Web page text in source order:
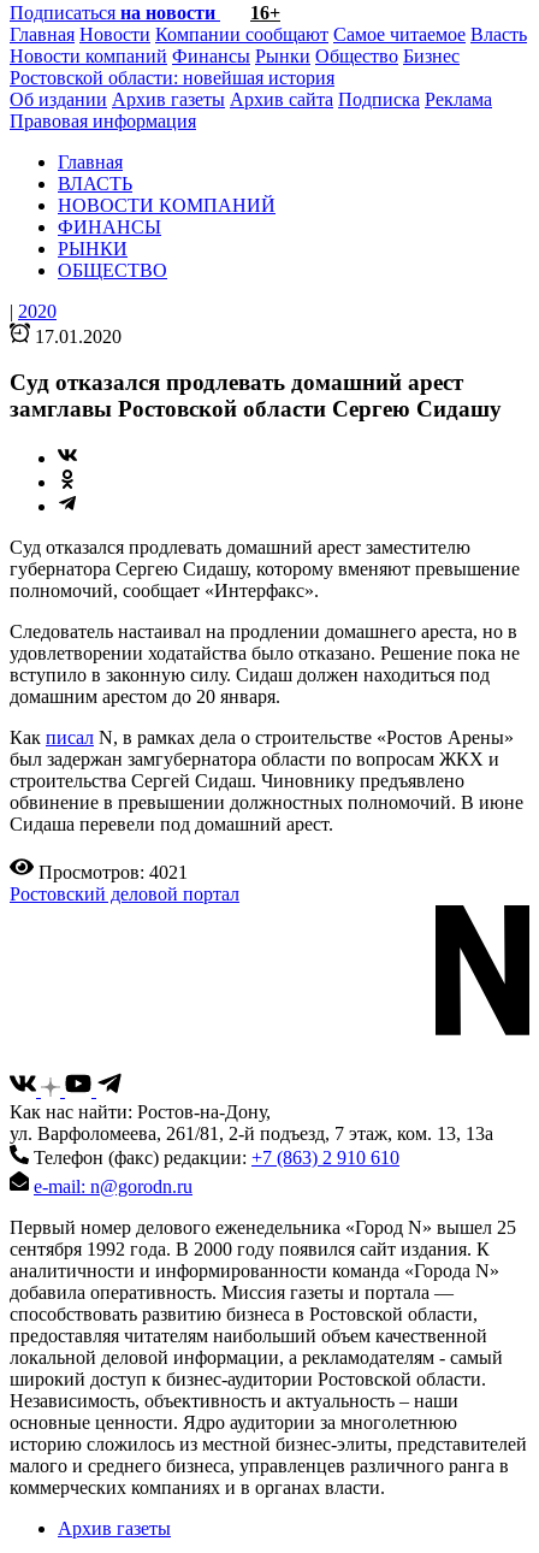
Подписаться на новости
16+
Главная Новости Компании сообщают Самое читаемое Власть
Новости компаний Финансы Рынки Общество Бизнес
Ростовской области: новейшая история
Об издании Архив газеты Архив сайта Подписка Реклама
Правовая информация
Главная
ВЛАСТЬ
НОВОСТИ КОМПАНИЙ
ФИНАНСЫ
РЫНКИ
ОБЩЕСТВО
| 2020
17.01.2020
Суд отказался продлевать домашний арест
замглавы Ростовской области Сергею Сидашу
Суд отказался продлевать домашний арест заместителю
губернатора Сергею Сидашу, которому вменяют превышение
полномочий, сообщает «Интерфакс».
Следователь настаивал на продлении домашнего ареста, но в
удовлетворении ходатайства было отказано. Решение пока не
вступило в законную силу. Сидаш должен находиться под
домашним арестом до 20 января.
Как писал N, в рамках дела о строительстве «Ростов Арены»
был задержан замгубернатора области по вопросам ЖКХ и
строительства Сергей Сидаш. Чиновнику предъявлено
обвинение в превышении должностных полномочий. В июне
Сидаша перевели под домашний арест.
Просмотров: 4021
Ростовский деловой портал
Как нас найти: Ростов-на-Дону,
ул. Варфоломеева, 261/81, 2-й подъезд, 7 этаж, ком. 13, 13а
Телефон (факс) редакции: +7 (863) 2 910 610
e-mail: n@gorodn.ru
Первый номер делового еженедельника «Город N» вышел 25
сентября 1992 года. В 2000 году появился сайт издания. К
аналитичности и информированности команда «Города N»
добавила оперативность. Миссия газеты и портала —
способствовать развитию бизнеса в Ростовской области,
предоставляя читателям наибольший объем качественной
локальной деловой информации, а рекламодателям - самый
широкий доступ к бизнес-аудитории Ростовской области.
Независимость, объективность и актуальность – наши
основные ценности. Ядро аудитории за многолетнюю
историю сложилось из местной бизнес-элиты, представителей
малого и среднего бизнеса, управленцев различного ранга в
коммерческих компаниях и в органах власти.
Архив газеты